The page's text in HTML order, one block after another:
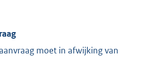
moet in afwijking van